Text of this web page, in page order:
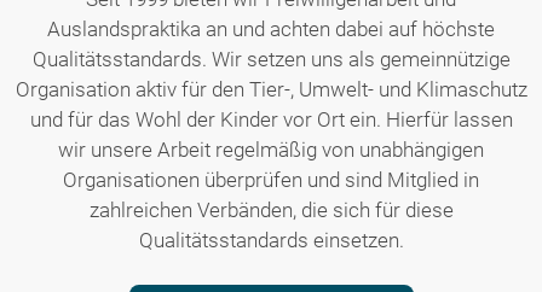
Auslandspraktika an und achten dabei auf höchste
Qualitätsstandards. Wir setzen uns als gemeinnützige
Organisation aktiv für den Tier-, Umwelt- und Klimaschutz
und für das Wohl der Kinder vor Ort ein. Hierfür lassen
wir unsere Arbeit regelmäßig von unabhängigen
Organisationen überprüfen und sind Mitglied in
zahlreichen Verbänden, die sich für diese
Qualitätsstandards einsetzen.